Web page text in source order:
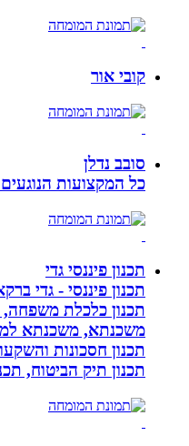
קובי אור
סובב נדלן
כל המקצועות הנוגעים לבית
תכנון פיננסי גדי
תכנון כלכלת משפחה, תכנון
משכנתא, משכנתא למסורבי
תכנון חסכונות והשקעות,
תכנון תיק הביטוח, תכנון